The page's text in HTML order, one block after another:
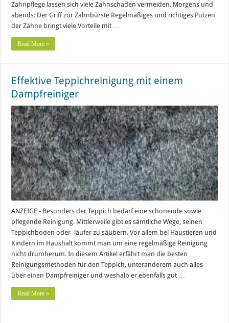
Zahnpflege lassen sich viele Zahnschäden vermeiden. Morgens und
abends: Der Griff zur Zahnbürste Regelmäßiges und richtiges Putzen
der Zähne bringt viele Vorteile mit …
Read More »
Effektive Teppichreinigung mit einem
Dampfreiniger
ANZEIGE - Besonders der Teppich bedarf eine schonende sowie
pflegende Reinigung. Mittlerweile gibt es sämtliche Wege, seinen
Teppichboden oder -läufer zu säubern. Vor allem bei Haustieren und
Kindern im Haushalt kommt man um eine regelmäßige Reinigung
nicht drumherum. In diesem Artikel erfährt man die besten
Reinigungsmethoden für den Teppich, unteranderem auch alles
über einen Dampfreiniger und weshalb er ebenfalls gut …
Read More »